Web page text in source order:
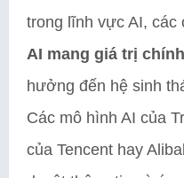
trong lĩnh vực AI, các
AI mang giá trị
hưởng đến hệ sinh
Các mô hình AI của
của Tencent hay